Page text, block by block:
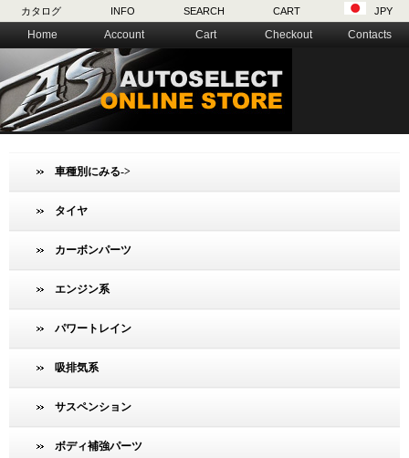
カタログ INFO SEARCH CART JPY
Home Account Cart Checkout Contacts
車種別にみる->
タイヤ
カーボンパーツ
エンジン系
パワートレイン
吸排気系
サスペンション
ボディ補強パーツ